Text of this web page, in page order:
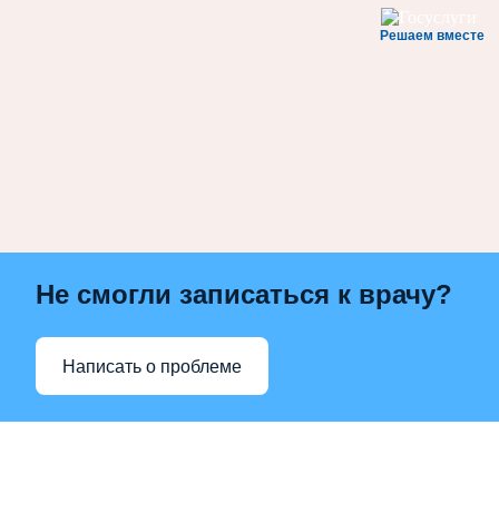
Решаем вместе
Не смогли записаться к врачу?
Написать о проблеме